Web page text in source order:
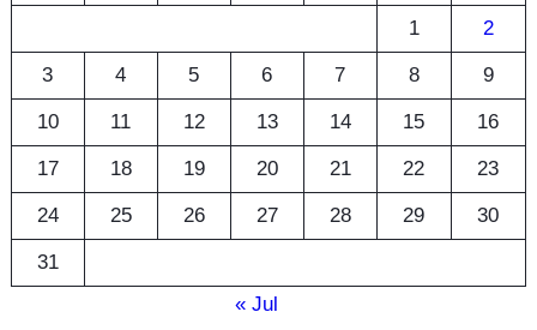
1 2
3 4 5 6 7 8 9
10 11 12 13 14 15 16
17 18 19 20 21 22 23
24 25 26 27 28 29 30
31
« Jul